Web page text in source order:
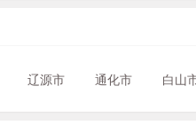
辽源市 通化市 白山